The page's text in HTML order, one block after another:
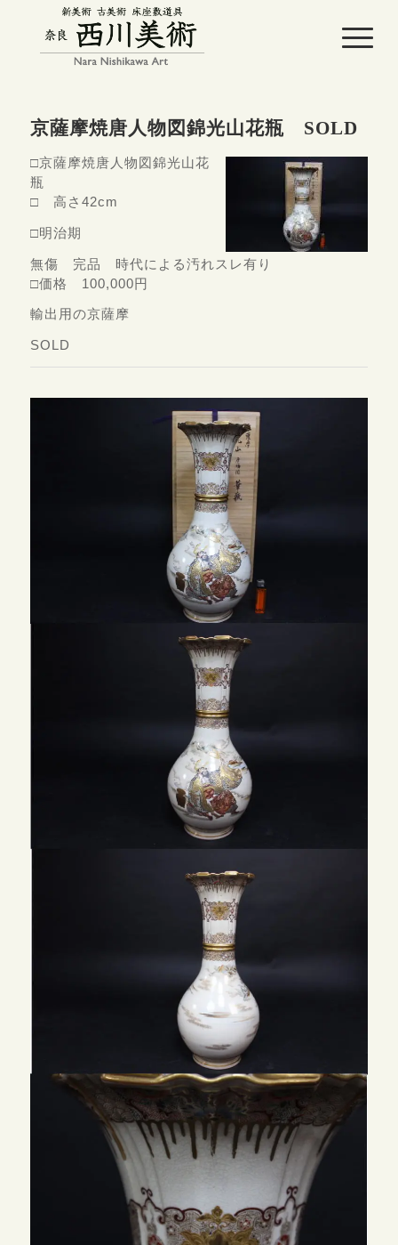
京薩摩焼唐人物図錦光山花瓶 SOLD
□京薩摩焼唐人物図錦光山花
瓶
□ 高さ42cm
□明治期
無傷 完品 時代による汚れスレ有り
□価格 100,000円
輸出用の京薩摩
SOLD